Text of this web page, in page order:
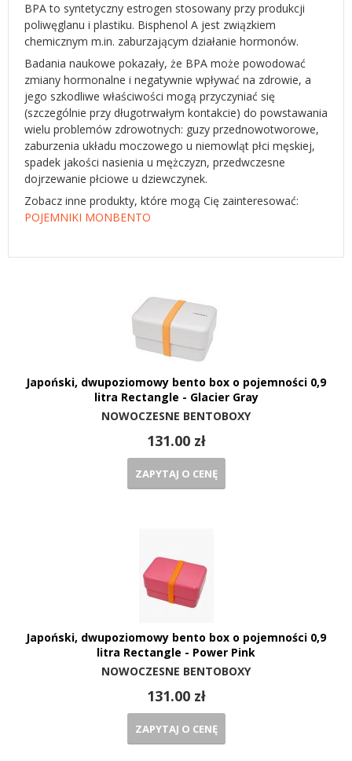
BPA to syntetyczny estrogen stosowany przy produkcji
poliwęglanu i plastiku. Bisphenol A jest związkiem
chemicznym m.in. zaburzającym działanie hormonów.
Badania naukowe pokazały, że BPA może powodować
zmiany hormonalne i negatywnie wpływać na zdrowie, a
jego szkodliwe właściwości mogą przyczyniać się
(szczególnie przy długotrwałym kontakcie) do powstawania
wielu problemów zdrowotnych: guzy przednowotworowe,
zaburzenia układu moczowego u niemowląt płci męskiej,
spadek jakości nasienia u mężczyzn, przedwczesne
dojrzewanie płciowe u dziewczynek.
Zobacz inne produkty, które mogą Cię zainteresować:
POJEMNIKI MONBENTO
Japoński, dwupoziomowy bento box o pojemności 0,9
litra Rectangle - Glacier Gray
NOWOCZESNE BENTOBOXY
131.00 zł
ZAPYTAJ O CENĘ
Japoński, dwupoziomowy bento box o pojemności 0,9
litra Rectangle - Power Pink
NOWOCZESNE BENTOBOXY
131.00 zł
ZAPYTAJ O CENĘ